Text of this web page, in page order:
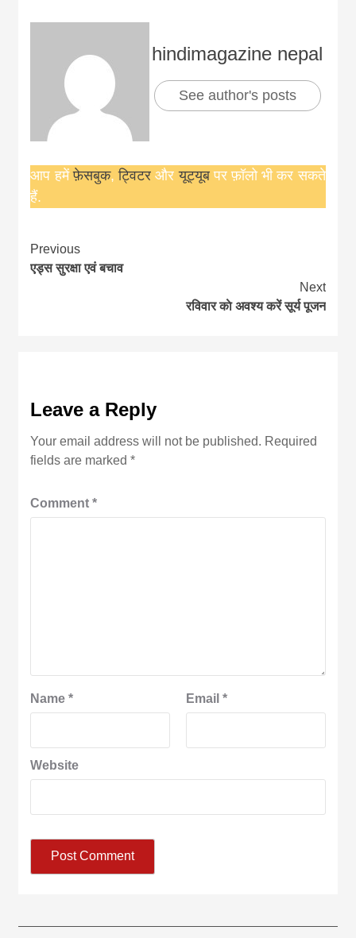
hindimagazine nepal
See author's posts
आप हमेंफ़ेसबुक,ट्विटरऔरयूट्यूबपर फ़ॉलो भी कर सकते
हैं.
Continue
Reading
Previous
एड्स सुरक्षा एवं बचाव
Next
रविवार काे अवश्य करें सूर्य पूजन
Leave a Reply
Your email address will not be published. Required
fields are marked*
Comment*
Name* Email *
Website